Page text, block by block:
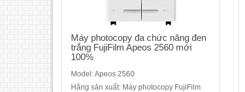
Máy photocopy đa chức năng đen
trắng FujiFilm Apeos 2560 mới
100%
Model: Apeos 2560
Hãng sản xuất: Máy photocopy FujiFilm